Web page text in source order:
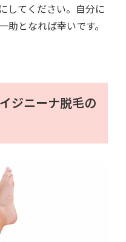
してください。自分に
となれば幸いです。
ジニーナ脱毛の